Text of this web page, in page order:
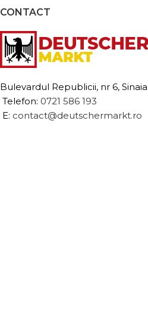
CONTACT
Bulevardul Republicii, nr 6, Sinaia
Telefon: 0721 586 193
E: contact@deutschermarkt.ro